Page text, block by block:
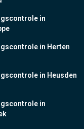
in
in Herten
in Heusden
in